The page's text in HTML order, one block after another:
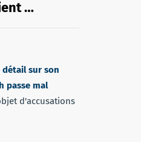
…
détail sur son
passe mal
d'accusations